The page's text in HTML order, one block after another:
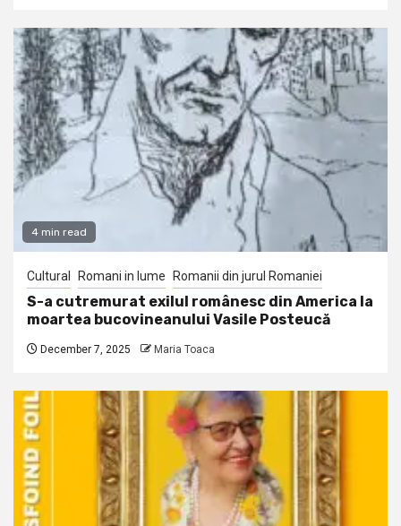
4 min read
Cultural Romani in lume Romanii din jurul Romaniei
S-a cutremurat exilul românesc din America la
moartea bucovineanului Vasile Posteucă
December 7, 2025 Maria Toaca